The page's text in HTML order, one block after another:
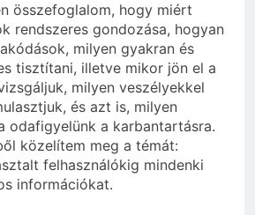
összefoglalom, hogy miért
rendszeres gondozása, hogyan
milyen gyakran és
tisztítani, illetve mikor jön el a
milyen veszélyekkel
és azt is, milyen
odafigyelünk a karbantartásra.
közelítem meg a témát:
felhasználókig mindenki
információkat.